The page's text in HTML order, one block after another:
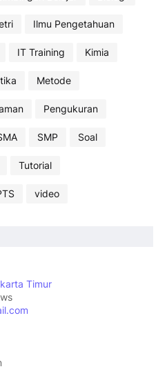
Ilmu Pengetahuan
IT Training Kimia
Metode
Pengukuran
SMP Soal
Tutorial
video